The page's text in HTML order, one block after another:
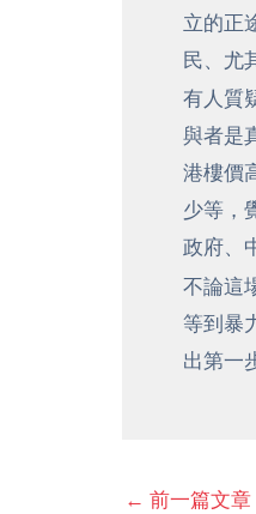
立的正
民、尤
有人質
與者是
港樓價
少等，
政府、
不論這
等到暴
出第一
← 前一篇文章